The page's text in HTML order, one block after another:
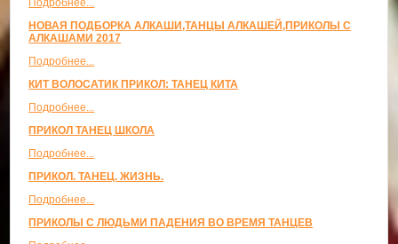
НОВАЯ ПОДБОРКА АЛКАШИ,ТАНЦЫ АЛКАШЕЙ,ПРИКОЛЫ С
АЛКАШАМИ 2017
Подробнее...
КИТ ВОЛОСАТИК ПРИКОЛ: ТАНЕЦ КИТА
Подробнее...
ПРИКОЛ ТАНЕЦ ШКОЛА
Подробнее...
ПРИКОЛ. ТАНЕЦ. ЖИЗНЬ.
Подробнее...
ПРИКОЛЫ С ЛЮДЬМИ ПАДЕНИЯ ВО ВРЕМЯ ТАНЦЕВ